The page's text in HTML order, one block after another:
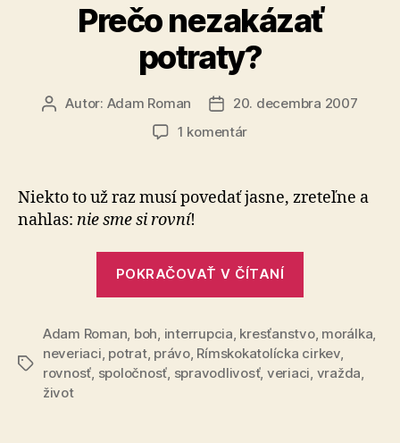
Prečo nezakázať
potraty?
AutorAutor: Adam Roman
Dátum
článku
20. decembra 2007
1 komentárna
potraty?
Niekto to už raz musí povedať jasne, zreteľne a
nahlas: nie sme si rovní!
POKRAČOVAŤ V ČÍTANÍ
Značky
Adam Roman boh interrupcia kresťanstvo, morálka
neveriaci potrat, právo, Rímskokatolícka cirkev,
rovnosť spoločnosť spravodlivosť, veriaci vražda
život